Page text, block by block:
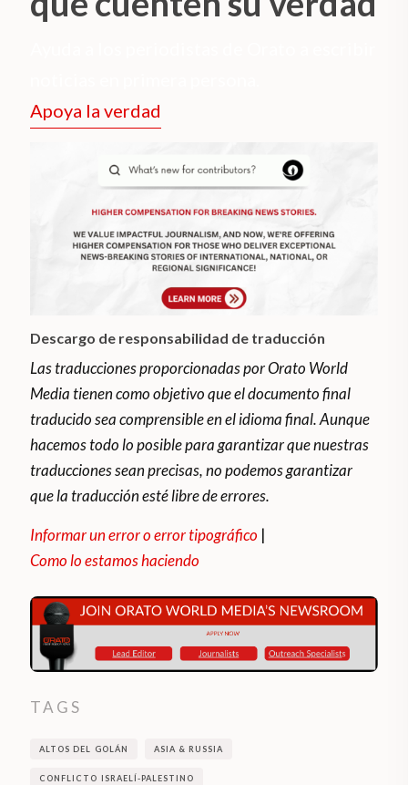
Apoya la verdad
Descargo de responsabilidad de traducción
Las traducciones proporcionadas por Orato World
Media tienen como objetivo que el documento final
traducido sea comprensible en el idioma final. Aunque
hacemos todo lo posible para garantizar que nuestras
traducciones sean precisas, no podemos garantizar
que la traducción esté libre de errores.
Informar un error o error tipográfico |
Como lo estamos haciendo
TAGS
ALTOS DEL GOLÁN ASIA & RUSSIA
CONFLICTO ISRAELÍ-PALESTINO